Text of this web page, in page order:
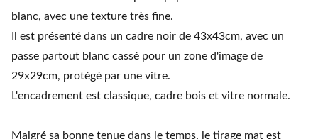
blanc, avec une texture très fine.
Il est présenté dans un cadre noir de 43x43cm, avec un
passe partout blanc cassé pour un zone d'image de
29x29cm, protégé par une vitre.
L'encadrement est classique, cadre bois et vitre normale.
Malgré sa bonne tenue dans le temps, le tirage mat est